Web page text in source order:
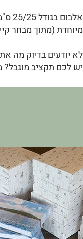
מיוחדת (מתוך מבחר קיים) יעלה כ-
לא יודעים בדיוק מה
יש לכם תקציב מוגבל?